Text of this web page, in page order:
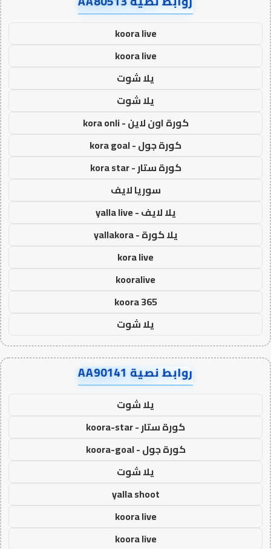
koora live
koora live
يلا شوت
يلا شوت
كورة اون لاين - kora onli
كورة جول - kora goal
كورة ستار - kora star
سوريا لايف
يلا لايف - yalla live
يلا كورة - yallakora
kora live
kooralive
koora 365
يلا شوت
روابط نصية AA90141
يلا شوت
كورة ستار - koora-star
كورة جول - koora-goal
يلا شوت
yalla shoot
koora live
koora live